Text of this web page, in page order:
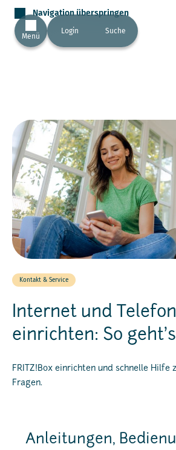
Navigation überspringen
Menü
Login Suche
Kontakt & Service
Internet und Telefon
einrichten: So
FRITZ!Box einrichten und schnelle Hilfe
Fragen.
Anleitungen,